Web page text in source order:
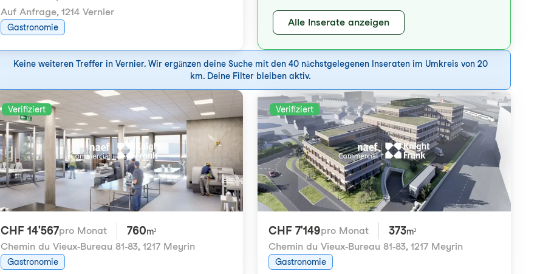
Auf Anfrage, 1214 Vernier
Gastronomie Alle Inserate anzeigen
Keine weiteren Treffer in Vernier. Wir ergänzen deine Suche mit den 40 nächstgelegenen Inseraten im Umkreis von 20
km. Deine Filter bleiben aktiv.
Verifiziert
CHF 14'567pro Monat 760m²
Chemin du Vieux-Bureau 81-83, 1217 Meyrin
Gastronomie
Verifiziert
CHF 7'149pro Monat 373m²
Chemin du Vieux-Bureau 81-83, 1217 Meyrin
Gastronomie